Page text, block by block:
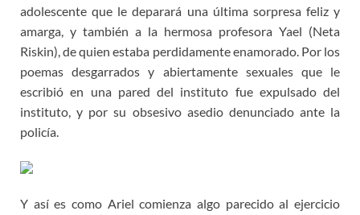
adolescente que le deparará una última sorpresa feliz y
amarga, y también a la hermosa profesora Yael (Neta
Riskin), de quien estaba perdidamente enamorado. Por los
poemas desgarrados y abiertamente sexuales que le
escribió en una pared del instituto fue expulsado del
instituto, y por su obsesivo asedio denunciado ante la
policía.
Y así es como Ariel comienza algo parecido al ejercicio